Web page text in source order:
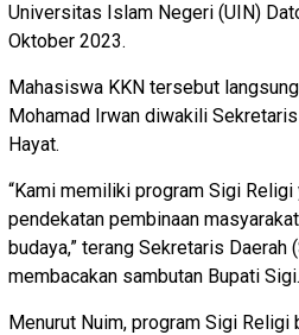
Universitas Islam Negeri (UIN)
Oktober 2023.
Mahasiswa KKN tersebut
Mohamad Irwan diwakili
Hayat.
“Kami memiliki program Sigi Religi
pendekatan pembinaan
budaya,” terang Sekretaris Daerah
membacakan sambutan Bupati Sigi.
Menurut Nuim, program Sigi Religi